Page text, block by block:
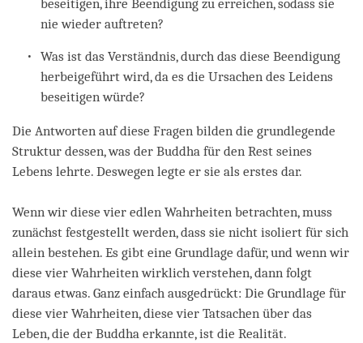
beseitigen, ihre Beendigung zu erreichen, sodass sie
nie wieder auftreten?
Was ist das Verständnis, durch das diese Beendigung
herbeigeführt wird, da es die Ursachen des Leidens
beseitigen würde?
Die Antworten auf diese Fragen bilden die grundlegende
Struktur dessen, was der Buddha für den Rest seines
Lebens lehrte. Deswegen legte er sie als erstes dar.
Wenn wir diese vier edlen Wahrheiten betrachten, muss
zunächst festgestellt werden, dass sie nicht isoliert für sich
allein bestehen. Es gibt eine Grundlage dafür, und wenn wir
diese vier Wahrheiten wirklich verstehen, dann folgt
daraus etwas. Ganz einfach ausgedrückt: Die Grundlage für
diese vier Wahrheiten, diese vier Tatsachen über das
Leben, die der Buddha erkannte, ist die Realität.